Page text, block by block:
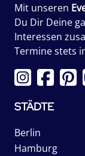
Mit unseren
Du Dir Deine
Interessen
Termine stets
STÄDTE
Berlin
Hamburg